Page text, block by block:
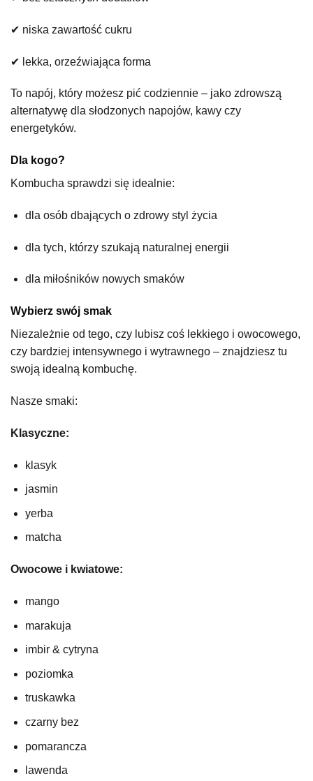
✔ niska zawartość cukru
✔ lekka, orzeźwiająca forma
To napój, który możesz pić codziennie – jako zdrowszą
alternatywę dla słodzonych napojów, kawy czy
energetyków.
Dla kogo?
Kombucha sprawdzi się idealnie:
dla osób dbających o zdrowy styl życia
dla tych, którzy szukają naturalnej energii
dla miłośników nowych smaków
Wybierz swój smak
Niezależnie od tego, czy lubisz coś lekkiego i owocowego,
czy bardziej intensywnego i wytrawnego – znajdziesz tu
swoją idealną kombuchę.
Nasze smaki:
Klasyczne:
klasyk
jasmin
yerba
matcha
Owocowe i kwiatowe:
mango
marakuja
imbir & cytryna
poziomka
truskawka
czarny bez
pomarancza
lawenda